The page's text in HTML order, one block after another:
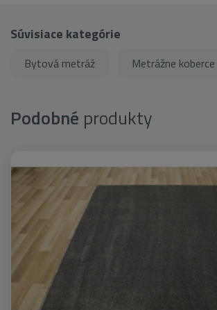
Súvisiace kategórie
Bytová metráž Metrážne koberce
Podobné produkty